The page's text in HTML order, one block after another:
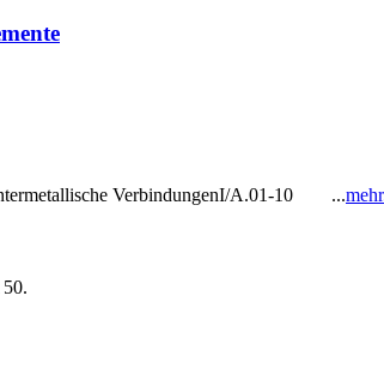
VerbindungenI/A.01-10 ...